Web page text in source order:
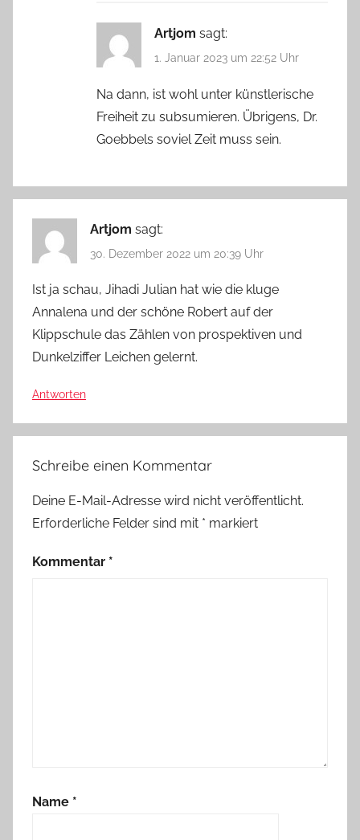
Artjom sagt:
1. Januar 2023 um 22:52 Uhr
Na dann, ist wohl unter künstlerische
Freiheit zu subsumieren. Übrigens, Dr.
Goebbels soviel Zeit muss sein.
Artjom sagt:
30. Dezember 2022 um 20:39 Uhr
Ist ja schau, Jihadi Julian hat wie die kluge
Annalena und der schöne Robert auf der
Klippschule das Zählen von prospektiven und
Dunkelziffer Leichen gelernt.
Antworten
Schreibe einen Kommentar
Deine E-Mail-Adresse wird nicht veröffentlicht.
Erforderliche Felder sind mit * markiert
Kommentar *
Name *